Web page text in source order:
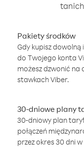
Pakiety środków
Gdy kupisz
do Twojego konta
możesz dzwonić na
stawkach Viber.
30-dniowe plany
30-dniowy plan
połączeń
przez okres 30 dni